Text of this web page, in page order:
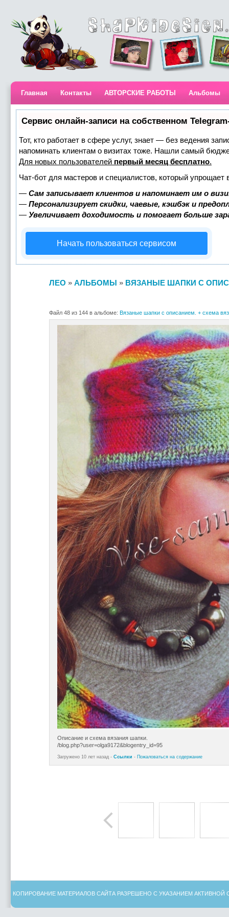
Главная Контакты АВТОРСКИЕ РАБОТЫ Альбомы
Сервис онлайн-записи на собственном
Тот, кто работает в сфере услуг, знает — без ведения
напоминать клиентам о визитах тоже. Нашли самый
Для новых пользователей первый месяц бесплатно.
Чат-бот для мастеров и специалистов, который упрощает
— Сам записывает клиентов и напоминает им о
— Персонализирует скидки, чаевые, кэшбэк и
— Увеличивает доходимость и помогает больше
Начать пользоваться сервисом
ЛЕО » АЛЬБОМЫ » ВЯЗАНЫЕ ШАПКИ С
Файл 48 из 144 в альбоме: Вязаные шапки с описанием. + схема
Описание и схема вязания шапки.
/blog.php?user=olga9172&blogentry_id=95
Загружено 10 лет назад - Ссылки - Пожаловаться на содержание
КОПИРОВАНИЕ МАТЕРИАЛОВ САЙТА РАЗРЕШЕНО С УКАЗАНИЕМ АКТИВНОЙ